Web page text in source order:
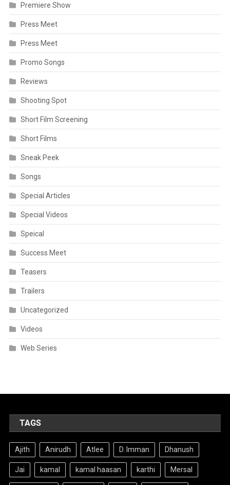
Premiere Show
Press Meet
Press Meet
Promo Songs
Reviews
Shooting Spot
Short Film Screening
Short Films
Sneak Peek
Songs
Special Articles
Special Videos
Speical
Success Meet
Teasers
Trailers
Uncategorized
Videos
Web Series
TAGS
Ajith Anirudh Atlee D. Imman Dhanush
Jai kamal kamal haasan karthi Mersal